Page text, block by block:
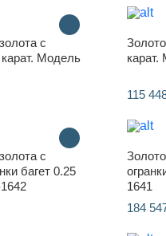
с
Модель
115
с
багет 0.25
1641
184